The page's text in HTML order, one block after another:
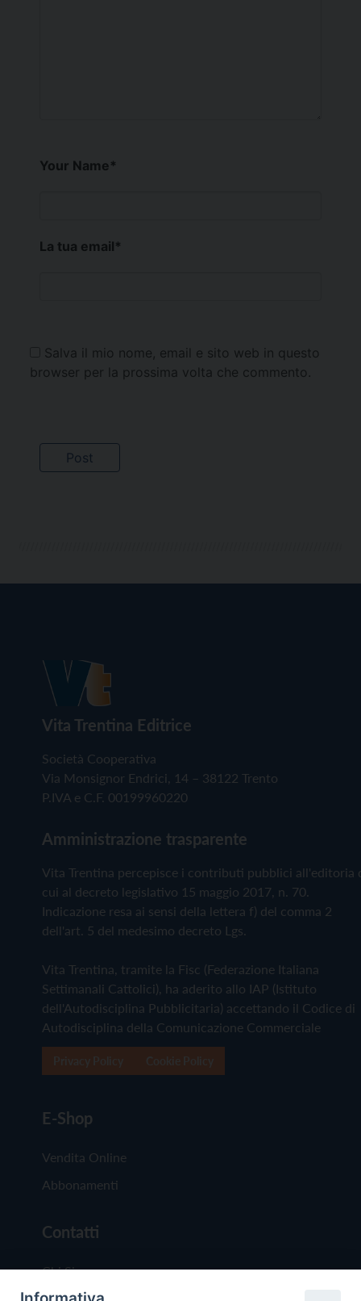
Your Name*
La tua email*
Salva il mio nome, email e sito web in questo
browser per la prossima volta che commento.
Vita Trentina Editrice
Società Cooperativa
Via Monsignor Endrici, 14 – 38122 Trento
P.IVA e C.F. 00199960220
Amministrazione trasparente
Vita Trentina percepisce i contributi pubblici all'editoria
cui al decreto legislativo 15 maggio 2017, n. 70.
Indicazione resa ai sensi della lettera f) del comma 2
dell'art. 5 del medesimo decreto Lgs.
Vita Trentina, tramite la Fisc (Federazione Italiana
Settimanali Cattolici), ha aderito allo IAP (Istituto
dell'Autodisciplina Pubblicitaria) accettando il Codice di
Autodisciplina della Comunicazione Commerciale
E-Shop
Vendita Online
Abbonamenti
Contatti
Chi Siamo
Redazione